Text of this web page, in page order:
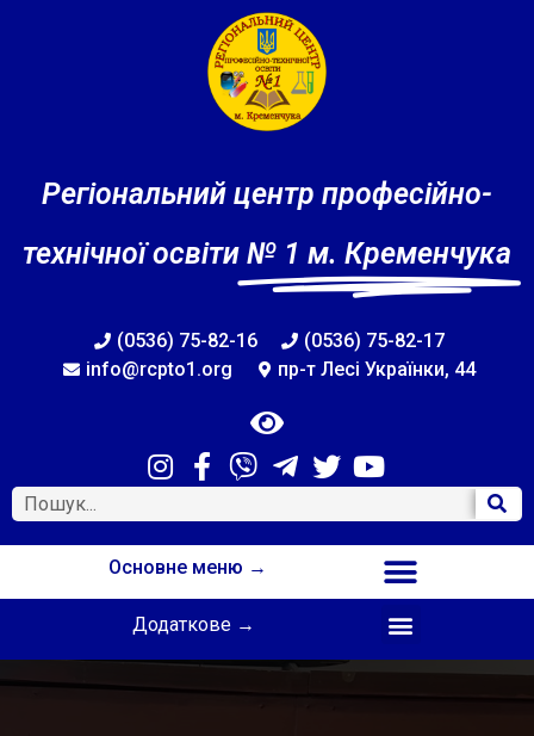
Регіональний центр професійно-
технічної освіти № 1 м. Кременчука
(0536) 75-82-16
(0536) 75-82-17
info@rcpto1.org
пр-т Лесі Українки, 44
Основне меню →
Додаткове →